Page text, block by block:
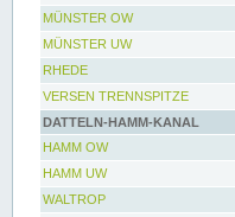
MÜNSTER OW
MÜNSTER UW
RHEDE
VERSEN TRENNSPITZE
DATTELN-HAMM-KANAL
HAMM OW
HAMM UW
WALTROP